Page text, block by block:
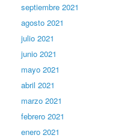
septiembre 2021
agosto 2021
julio 2021
junio 2021
mayo 2021
abril 2021
marzo 2021
febrero 2021
enero 2021